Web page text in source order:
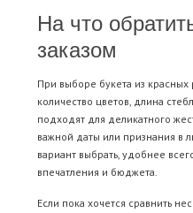
На что
заказом
При выборе букета из
количество цветов, длина
подходят для деликатного
важной даты или признания в
вариант выбрать, удобнее
впечатления и бюджета.
Если пока хочется сравнить